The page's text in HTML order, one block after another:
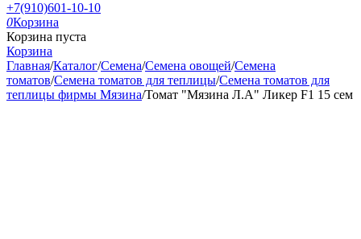
+7(910)601-10-10
0Корзина
Корзина пуста
Корзина
Главная/Каталог/Семена/Семена овощей/Семена
томатов/Семена томатов для теплицы/Семена томатов для
теплицы фирмы Мязина/Томат "Мязина Л.А" Ликер F1 15 сем